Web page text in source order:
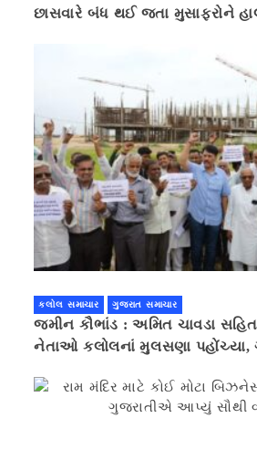
છાસવારે બંધ થઈ જતા મુસાફરોને
કલોલ સમાચાર ગુજરાત સમાચાર
જમીન કૌભાંડ : અમિત ચાવડા
નેતાઓ કલોલનાં મુલસણા પહોંચ્યા,